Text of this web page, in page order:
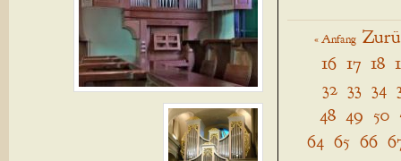
« Anfang
16 17 18
32 33 34
48 49 50
64 65 66